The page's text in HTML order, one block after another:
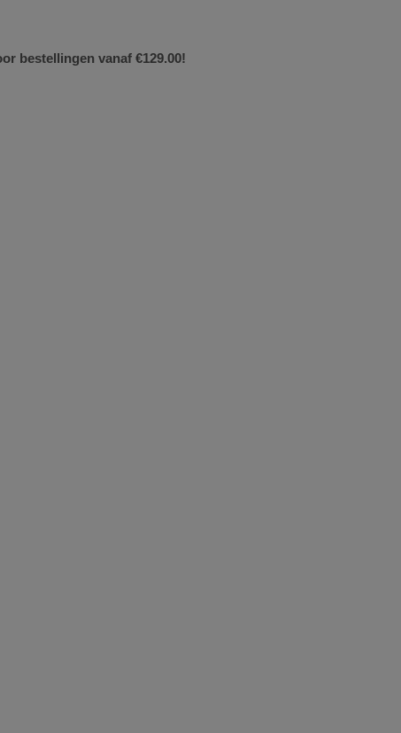
bestellingen vanaf €129.00!